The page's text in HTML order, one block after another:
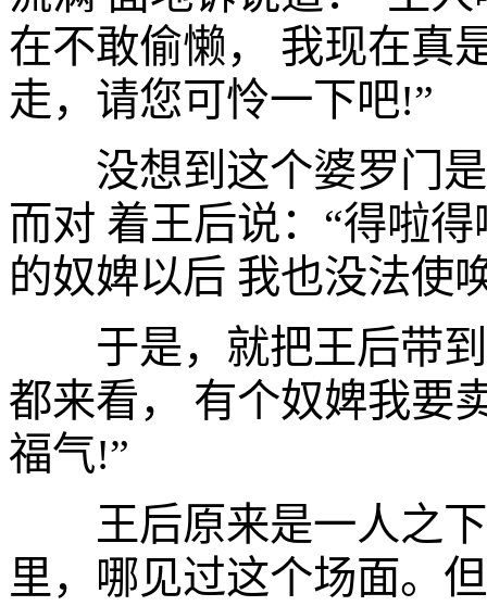
在不敢偷懒， 我现在真
走，请您可怜一下吧!”
没想到这个婆罗门是
而对 着王后说：“得啦
的奴婢以后 我也没法使
于是，就把王后带到
都来看， 有个奴婢我要
福气!”
王后原来是一人之下
里，哪见过这个场面。